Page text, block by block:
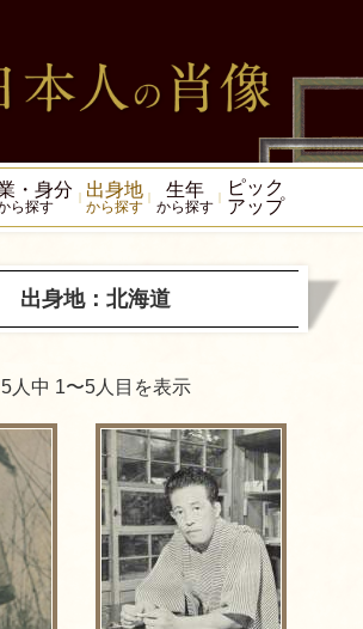
・身分
ら探す
出身地
から探す
生年
から探す
ピック
アップ
出身地：北海道
5人中 1〜5人目を表示